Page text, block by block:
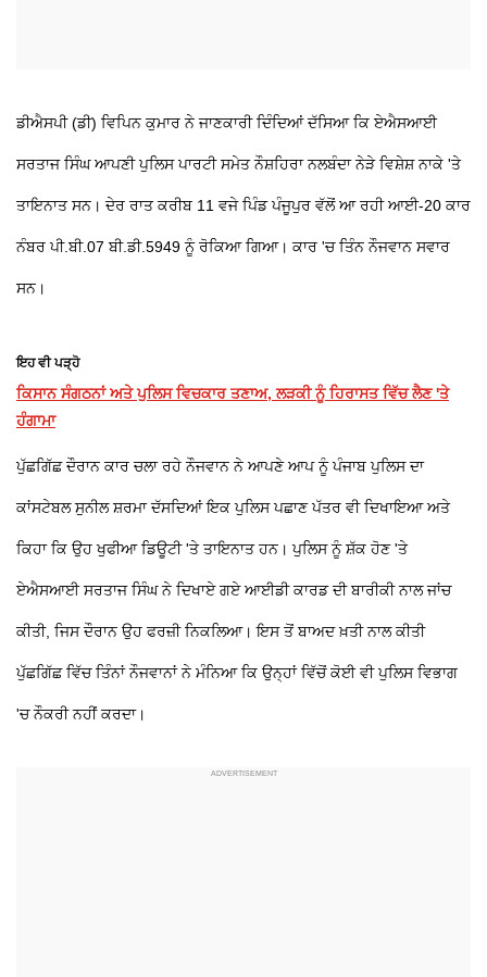
ਡੀਐਸਪੀ (ਡੀ) ਵਿਪਿਨ ਕੁਮਾਰ ਨੇ ਜਾਣਕਾਰੀ ਦਿੰਦਿਆਂ ਦੱਸਿਆ ਕਿ ਏਐਸਆਈ
ਸਰਤਾਜ ਸਿੰਘ ਆਪਣੀ ਪੁਲਿਸ ਪਾਰਟੀ ਸਮੇਤ ਨੌਸ਼ਹਿਰਾ ਨਲਬੰਦਾ ਨੇੜੇ ਵਿਸ਼ੇਸ਼ ਨਾਕੇ 'ਤੇ
ਤਾਇਨਾਤ ਸਨ। ਦੇਰ ਰਾਤ ਕਰੀਬ 11 ਵਜੇ ਪਿੰਡ ਪੰਜੂਪੁਰ ਵੱਲੋਂ ਆ ਰਹੀ ਆਈ-20 ਕਾਰ
ਨੰਬਰ ਪੀ.ਬੀ.07 ਬੀ.ਡੀ.5949 ਨੂੰ ਰੋਕਿਆ ਗਿਆ। ਕਾਰ 'ਚ ਤਿੰਨ ਨੌਜਵਾਨ ਸਵਾਰ
ਸਨ।
ਇਹ ਵੀ ਪੜ੍ਹੋ
ਕਿਸਾਨ ਸੰਗਠਨਾਂ ਅਤੇ ਪੁਲਿਸ ਵਿਚਕਾਰ ਤਣਾਅ, ਲੜਕੀ ਨੂੰ ਹਿਰਾਸਤ ਵਿੱਚ ਲੈਣ 'ਤੇ
ਹੰਗਾਮਾ
ਪੁੱਛਗਿੱਛ ਦੌਰਾਨ ਕਾਰ ਚਲਾ ਰਹੇ ਨੌਜਵਾਨ ਨੇ ਆਪਣੇ ਆਪ ਨੂੰ ਪੰਜਾਬ ਪੁਲਿਸ ਦਾ
ਕਾਂਸਟੇਬਲ ਸੁਨੀਲ ਸ਼ਰਮਾ ਦੱਸਦਿਆਂ ਇਕ ਪੁਲਿਸ ਪਛਾਣ ਪੱਤਰ ਵੀ ਦਿਖਾਇਆ ਅਤੇ
ਕਿਹਾ ਕਿ ਉਹ ਖੁਫੀਆ ਡਿਊਟੀ 'ਤੇ ਤਾਇਨਾਤ ਹਨ। ਪੁਲਿਸ ਨੂੰ ਸ਼ੱਕ ਹੋਣ 'ਤੇ
ਏਐਸਆਈ ਸਰਤਾਜ ਸਿੰਘ ਨੇ ਦਿਖਾਏ ਗਏ ਆਈਡੀ ਕਾਰਡ ਦੀ ਬਾਰੀਕੀ ਨਾਲ ਜਾਂਚ
ਕੀਤੀ, ਜਿਸ ਦੌਰਾਨ ਉਹ ਫਰਜ਼ੀ ਨਿਕਲਿਆ। ਇਸ ਤੋਂ ਬਾਅਦ ਖ਼ਤੀ ਨਾਲ ਕੀਤੀ
ਪੁੱਛਗਿੱਛ ਵਿੱਚ ਤਿੰਨਾਂ ਨੌਜਵਾਨਾਂ ਨੇ ਮੰਨਿਆ ਕਿ ਉਨ੍ਹਾਂ ਵਿੱਚੋਂ ਕੋਈ ਵੀ ਪੁਲਿਸ ਵਿਭਾਗ
'ਚ ਨੌਕਰੀ ਨਹੀਂ ਕਰਦਾ।